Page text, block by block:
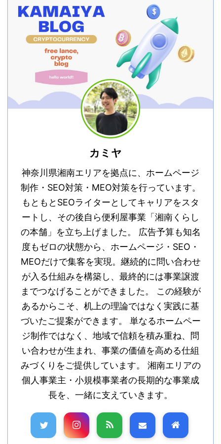
カミヤ
神奈川県湘南エリアを拠点に、ホームページ
制作・SEO対策・MEO対策を行っています。
もともとSEOライターとしてキャリアをスタ
ートし、その後自ら便利屋事業「湘南くらし
の本舗」を立ち上げました。 広告予算も知名
度もゼロの状態から、ホームページ・SEO・
MEOだけで集客を実現。継続的に問い合わせ
が入る仕組みを構築し、最終的には事業譲渡
までつなげることができました。 この経験が
あるからこそ、机上の理論ではなく実践に基
づいたご提案ができます。 単なるホームペー
ジ制作ではなく、地域で信頼を積み重ね、問
い合わせが生まれ、事業の価値を高める仕組
みづくりをご提供しています。 湘南エリアの
個人事業主・小規模事業者の長期的な事業成
長を、一緒に支えていきます。